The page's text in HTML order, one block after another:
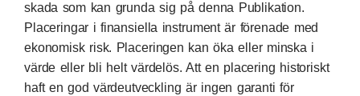
skada som kan grunda sig på denna Publikation.
Placeringar i finansiella instrument är förenade med
ekonomisk risk. Placeringen kan öka eller minska i
värde eller bli helt värdelös. Att en placering historiskt
haft en god värdeutveckling är ingen garanti för